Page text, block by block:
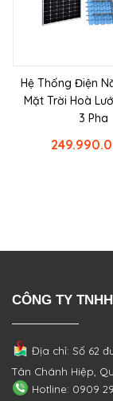
Hệ Thống Điện
Mặt Trời Hoà
3 Pha
CÔNG TY
Địa chỉ: Số 62
Tân Chánh Hiệp,
Hotline: 0909